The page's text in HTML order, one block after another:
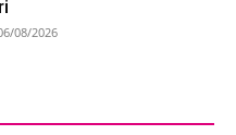
08/2026